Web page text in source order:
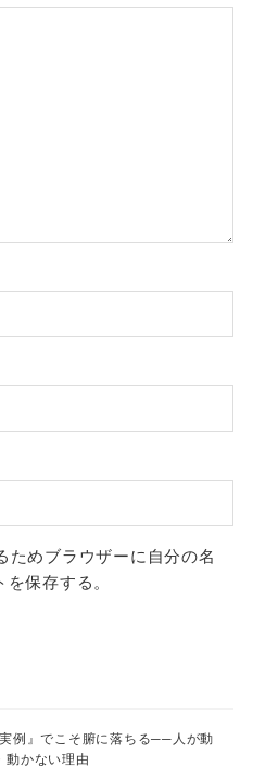
ためブラウザーに自分の名
保存する。
例』でこそ腑に落ちる──人が動
動かない理由